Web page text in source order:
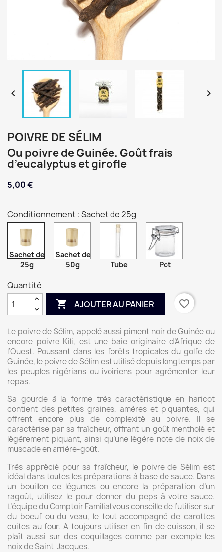
 
POIVRE DE SÉLIM
Ou poivre de Guinée. Goût frais
d’eucalyptus et girofle
5,00 €
Conditionnement : Sachet de 25g
Sachet de
25g
Sachet de
50g
Tube Pot
Quantité
 AJOUTER AU PANIER favorite_border
Le poivre de Sélim, appelé aussi piment noir de Guinée ou
encore poivre Kili, est une baie originaire d’Afrique de
l’Ouest. Poussant dans les forêts tropicales du golfe de
Guinée, le poivre de Sélim est utilisé depuis longtemps par
les peuples nigérians ou ivoiriens pour agrémenter leur
repas.
Sa gourde à la forme très caractéristique en haricot
contient des petites graines, amères et piquantes, qui
offrent encore plus de complexité au poivre. Il se
caractérise par sa fraîcheur, offrant un goût mentholé et
légèrement piquant, ainsi qu’une légère note de noix de
muscade en arrière-goût.
Très apprécié pour sa fraîcheur, le poivre de Sélim est
idéal dans toutes les préparations à base de sauce. Dans
un bouillon de légumes ou encore la préparation d’un
ragoût, utilisez-le pour donner du peps à votre sauce.
L’équipe du Comptoir Familial vous conseille de l’utiliser sur
du boeuf ou du veau, le tout accompagné de carottes
cuites au four. A toujours utiliser en fin de cuisson, il se
plaît aussi sur des coquillages comme par exemple les
noix de Saint-Jacques.